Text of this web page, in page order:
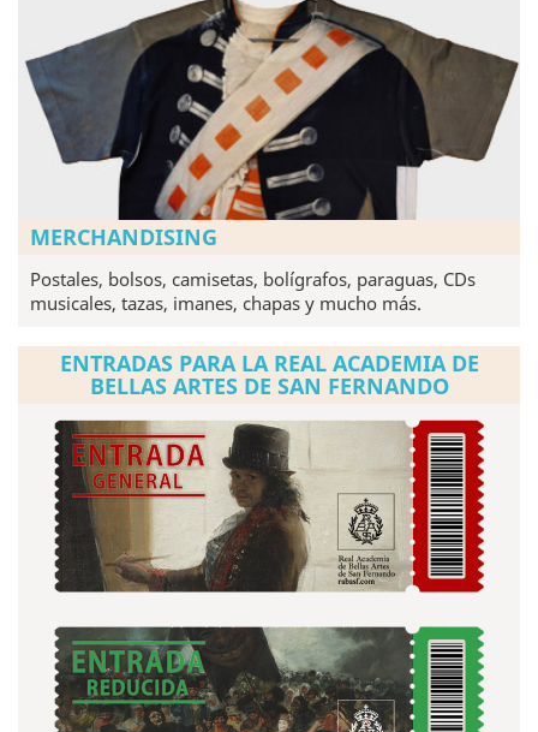
MERCHANDISING
Postales, bolsos, camisetas, bolígrafos, paraguas, CDs
musicales, tazas, imanes, chapas y mucho más.
ENTRADAS PARA LA REAL ACADEMIA DE
BELLAS ARTES DE SAN FERNANDO